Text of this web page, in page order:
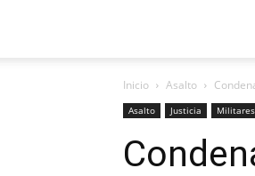
Inicio Asalto
Asalto Justicia Militares